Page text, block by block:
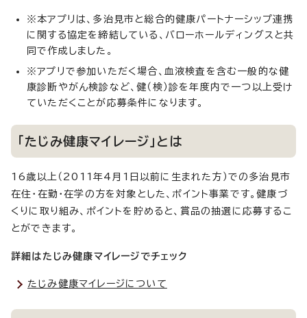
※本アプリは、多治見市と総合的健康パートナーシップ連携
に関する協定を締結している、バローホールディングスと共
同で作成しました。
※アプリで参加いただく場合、血液検査を含む一般的な健
康診断やがん検診など、健（検）診を年度内で一つ以上受け
ていただくことが応募条件になります。
「たじみ健康マイレージ」とは
16歳以上（2011年4月1日以前に生まれた方）での多治見市
在住・在勤・在学の方を対象とした、ポイント事業です。健康づ
くりに取り組み、ポイントを貯めると、賞品の抽選に応募するこ
とができます。
詳細はたじみ健康マイレージでチェック
たじみ健康マイレージについて